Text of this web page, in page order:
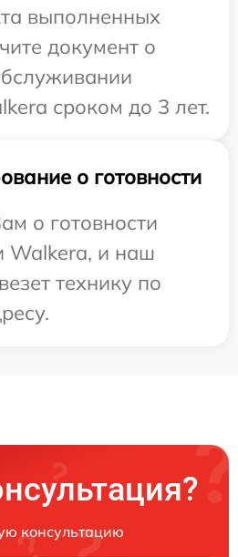
выполненных
документ о
сроком до 3 лет.
о готовности
о готовности
Walkera, и наш
технику по
консультацию